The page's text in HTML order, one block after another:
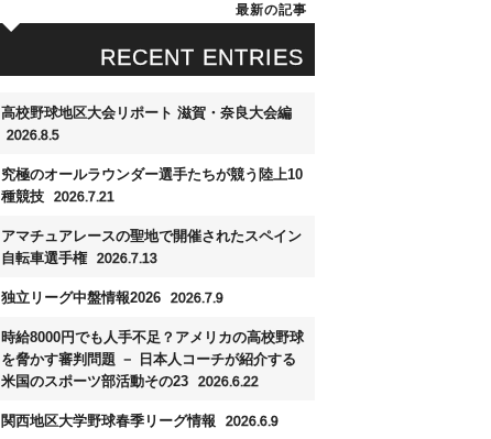
RECENT ENTRIES
最新の記事
高校野球地区大会リポート 滋賀・奈良大会編
2026.8.5
究極のオールラウンダー選手たちが競う陸上10
種競技
2026.7.21
アマチュアレースの聖地で開催されたスペイン
自転車選手権 2026.7.13
独立リーグ中盤情報2026 2026.7.9
時給8000円でも人手不足？アメリカの高校野球
を脅かす審判問題 － 日本人コーチが紹介する
米国のスポーツ部活動その23
2026.6.22
関西地区大学野球春季リーグ情報 2026.6.9